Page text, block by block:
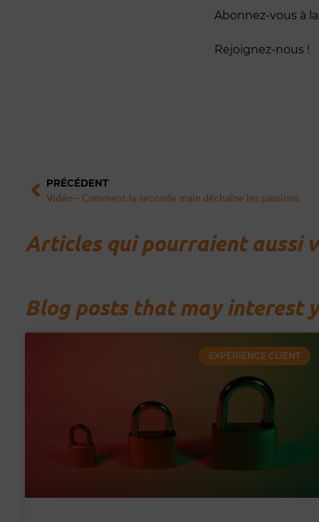
Abonnez-vous à
Rejoignez-nous !
EXPÉRIENCE CLIENT
PRÉCÉDENT
Vidéo – Comment la seconde main déchaîne les passions
Articles qui pourraient aussi
Blog posts that may interest